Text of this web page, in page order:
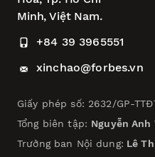
Minh, Việt Nam.
+84 39 3965551
xinchao@forbes.vn
Giấy phép số: 2632/GP-
Tổng biên tập: Nguyễn Anh
Trưởng ban Nội dung: Lê